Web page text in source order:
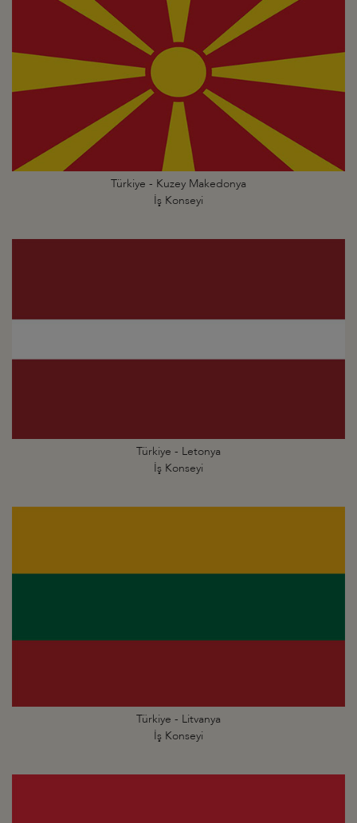
Türkiye - Kuzey Makedonya
İş Konseyi
Türkiye - Letonya
İş Konseyi
Türkiye - Litvanya
İş Konseyi